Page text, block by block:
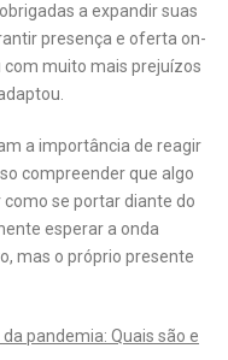
a expandir suas
presença e oferta on-
com muito mais prejuízos
a importância de reagir
compreender que algo
se portar diante do
esperar a onda
mas o próprio presente
pandemia: Quais são e